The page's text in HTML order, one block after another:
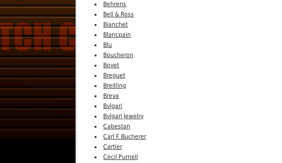
Behrens
Bell & Ross
Bianchet
Blancpain
Blu
Boucheron
Bovet
Breguet
Breitling
Breva
Bvlgari
Bvlgari Jewelry
Cabestan
Carl F. Bucherer
Cartier
Cecil Purnell